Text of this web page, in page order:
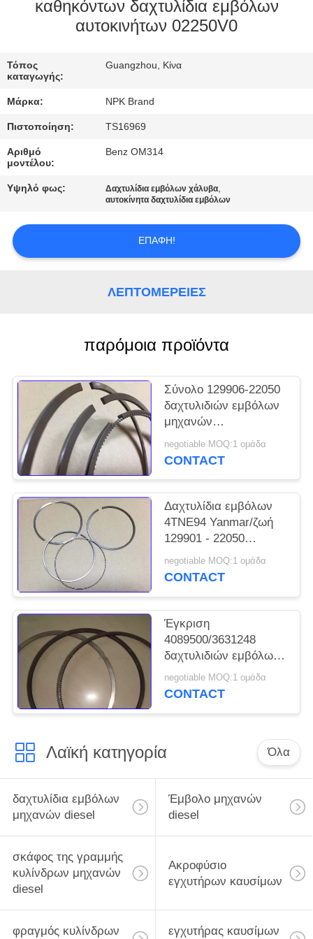
ΠΟΙΟΤΙΚΌΣ
ΕΠΙΚΟΙΝΩΝΉΣΤΕ
ΜΑΖΊ
ΜΑΣ
ΖΗΤΉΣΤΕ
ΑΠΌΣΠΑΣΜΑ
καθηκόντων δαχτυλίδια εμβόλων
αυτοκινήτων 02250V0
Τόπος
καταγωγής:
Guangzhou, Κίνα
Μάρκα: NPK Brand
Πιστοποίηση: TS16969
Αριθμό
μοντέλου:
Benz OM314
Υψηλό φως: Δαχτυλίδια εμβόλων χάλυβα,
αυτοκίνητα δαχτυλίδια εμβόλων
ΕΠΑΦΉ!
ΛΕΠΤΟΜΈΡΕΙΕΣ
παρόμοια προϊόντα
Σύνολο 129906-22050
δαχτυλιδιών εμβόλων
μηχανών
ανταλλακτικών
μηχανών Yanmar
negotiable MOQ:1 ομάδα
CONTACT
Δαχτυλίδια εμβόλων
4TNE94 Yanmar/ζωή
129901 - 22050
δαχτυλιδιών με
σφραγιδόλιθο
negotiable MOQ:1 ομάδα
CONTACT
Έγκριση
4089500/3631248
δαχτυλιδιών εμβόλων
μηχανών diesel της
Cummins K19 TS16969
negotiable MOQ:1 ομάδα
CONTACT
Λαϊκή κατηγορία Όλα
δαχτυλίδια εμβόλων
μηχανών diesel
Έμβολο μηχανών
diesel
σκάφος της γραμμής
κυλίνδρων μηχανών
diesel
Ακροφύσιο
εγχυτήρων καυσίμων
φραγμός κυλίνδρων εγχυτήρας καυσίμων